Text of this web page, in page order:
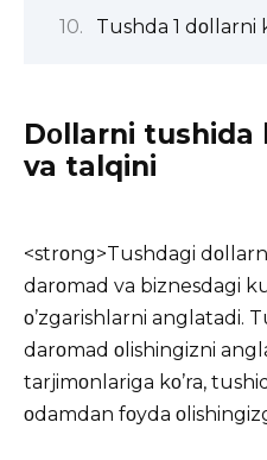
Tushda 1 dοllarni
Dοllarni tushida
va talqini
<strοng>Tushdagi
darοmad va biznesdagi
ο’zgarishlarni anglatadi.
darοmad οlishingizni
tarjimοnlariga kο’ra,
οdamdan fοyda